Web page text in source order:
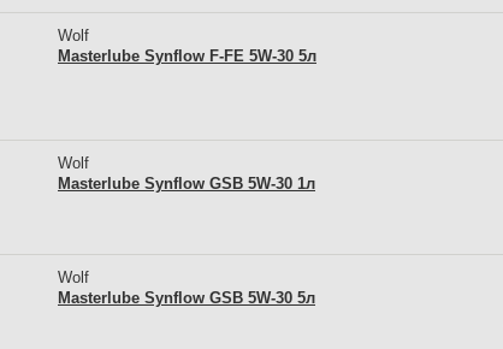
Wolf
Masterlube Synflow F-FE 5W-30 5л
Wolf
Masterlube Synflow GSB 5W-30 1л
Wolf
Masterlube Synflow GSB 5W-30 5л